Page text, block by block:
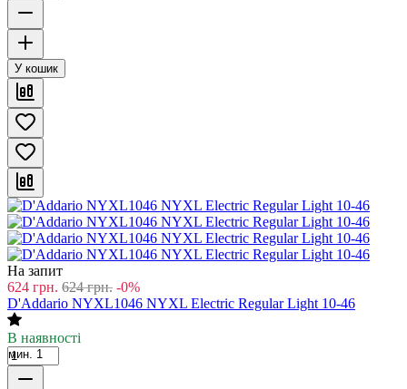
У кошик
На запит
624 грн. 624 грн. -0%
D'Addario NYXL1046 NYXL Electric Regular Light 10-46
В наявності
мин. 1